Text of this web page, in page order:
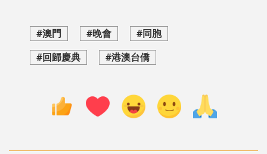
#澳門 #晚會
#同胞
#回歸慶典
#港澳台僑